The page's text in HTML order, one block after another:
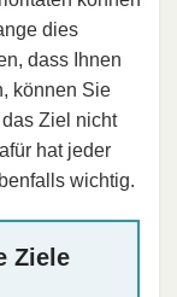
dies
dass Ihnen
können Sie
Ziel nicht
hat jeder
wichtig.
Ziele